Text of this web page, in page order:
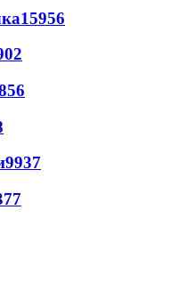
15956
9937